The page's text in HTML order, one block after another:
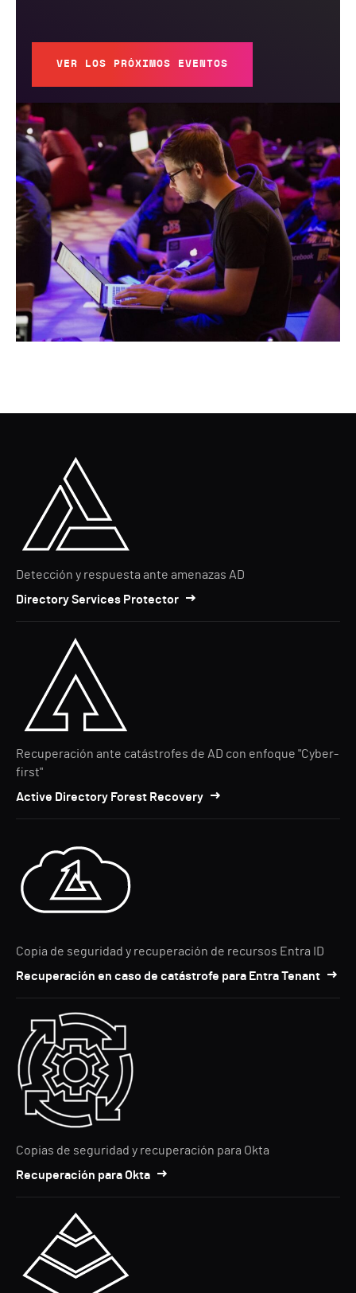
VER LOS PRÓXIMOS EVENTOS
Detección y respuesta ante amenazas AD
Directory Services Protector
Recuperación ante catástrofes de AD con enfoque "Cyber-
first"
Active Directory Forest Recovery
Copia de seguridad y recuperación de recursos Entra ID
Recuperación en caso de catástrofe para Entra Tenant
Copias de seguridad y recuperación para Okta
Recuperación para Okta